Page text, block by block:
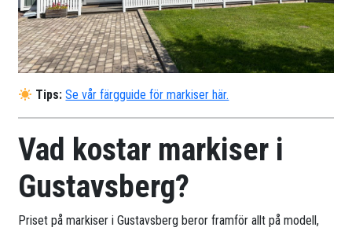
Tips: Se vår färgguide för markiser här.
Vad kostar markiser i
Gustavsberg?
Priset på markiser i Gustavsberg beror framför allt på modell,